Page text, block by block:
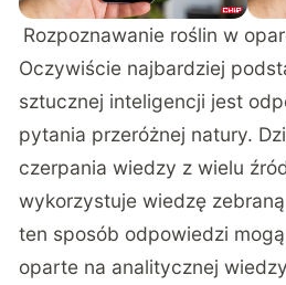
Rozpoznawanie roślin w
Oczywiście najbardziej
sztucznej inteligencji jest
pytania przeróżnej natury.
czerpania wiedzy z wielu
wykorzystuje wiedzę
ten sposób odpowiedzi
oparte na analitycznej